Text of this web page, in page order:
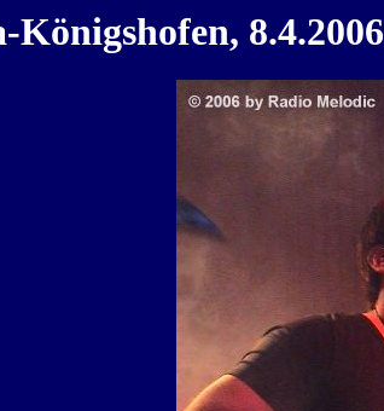
8.4.2006